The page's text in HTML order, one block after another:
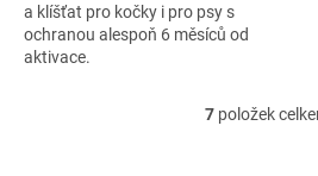
a klíšťat pro kočky i pro psy s
ochranou alespoň 6 měsíců od
aktivace.
O
7položek